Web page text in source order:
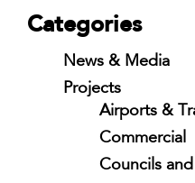
Categories
News & Media
Projects
Airports &
Commercial
Councils